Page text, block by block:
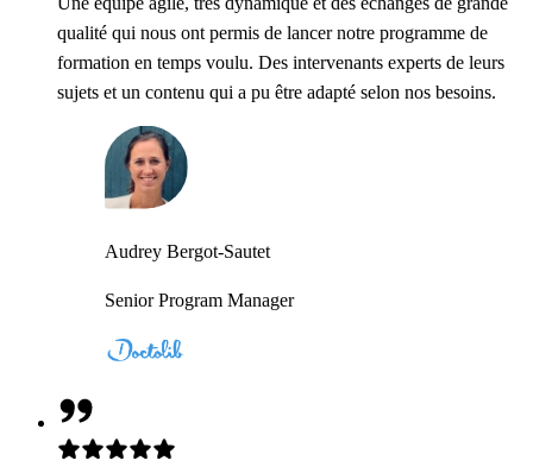
qualité qui nous ont permis de lancer notre programme de
formation en temps voulu. Des intervenants experts de leurs
sujets et un contenu qui a pu être adapté selon nos besoins.
Audrey Bergot-Sautet
Senior Program Manager